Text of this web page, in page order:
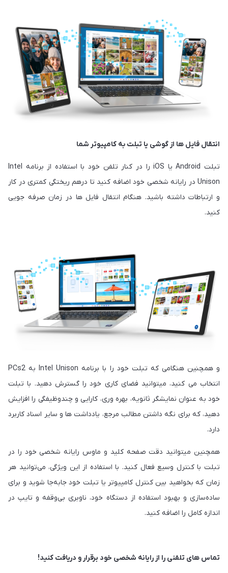
انتقال فایل ها از گوشی یا تبلت به کامپیوتر شما
تبلت Android یا iOS را در کنار تلفن خود با استفاده از برنامه Intel
Unison در رایانه شخصی خود اضافه کنید تا درهم ریختگی کمتری در کار
و ارتباطات داشته باشید. هنگام انتقال فایل ها در زمان صرفه جویی
کنید.
و همچنین هنگامی که تبلت خود را با برنامه Intel Unison به PCs2
انتخاب می کنید، میتوانید فضای کاری خود را گسترش دهید. با تبلت
خود به عنوان نمایشگر ثانویه، بهره وری، کارایی و چندوظیفگی را افزایش
دهید، که برای نگه داشتن مطالب مرجع، یادداشت ها و سایر اسناد کاربرد
دارد.
همچنین میتوانید دقت صفحه کلید و ماوس رایانه شخصی خود را در
تبلت با کنترل وسیع فعال کنید. با استفاده از این ویژگی، می‌توانید هر
زمان که بخواهید بین کنترل کامپیوتر یا تبلت خود جابه‌جا شوید و برای
ساده‌سازی و بهبود استفاده از دستگاه خود، ناوبری بی‌وقفه و تایپ در
اندازه کامل را اضافه کنید.
تماس های تلفنی را از رایانه شخصی خود برقرار و دریافت کنید!